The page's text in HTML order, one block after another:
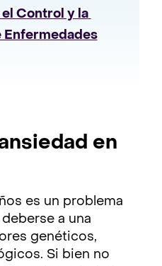
Control y la
Enfermedades
en
es un problema
a una
genéticos,
Si bien no